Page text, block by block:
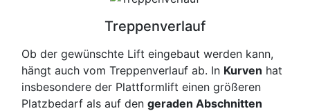
Treppenverlauf
Ob der gewünschte Lift eingebaut werden kann,
hängt auch vom Treppenverlauf ab. In Kurven hat
insbesondere der Plattformlift einen größeren
Platzbedarf als auf den geraden Abschnitten